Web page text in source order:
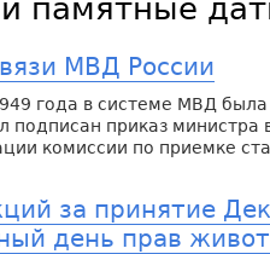
памятные
МВД России
года в системе МВД была
подписан приказ
комиссии по приемке
за принятие
день прав